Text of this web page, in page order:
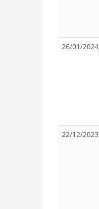
26/01/2024
22/12/2023